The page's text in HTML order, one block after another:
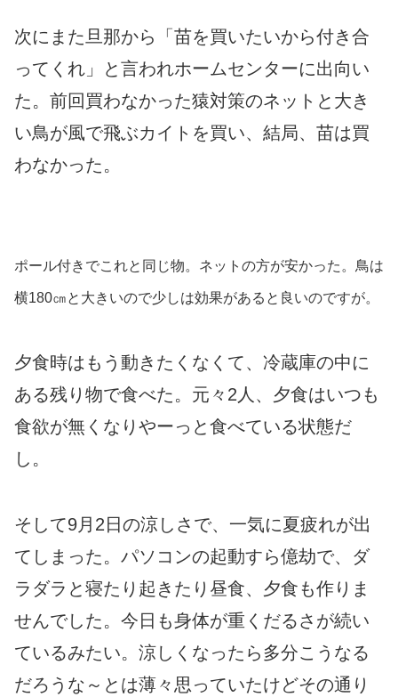
次にまた旦那から「苗を買いたいから付き合
ってくれ」と言われホームセンターに出向い
た。前回買わなかった猿対策のネットと大き
い鳥が風で飛ぶカイトを買い、結局、苗は買
わなかった。
ポール付きでこれと同じ物。ネットの方が安かった。鳥は
横180㎝と大きいので少しは効果があると良いのですが。
夕食時はもう動きたくなくて、冷蔵庫の中に
ある残り物で食べた。元々2人、夕食はいつも
食欲が無くなりやーっと食べている状態だ
し。
そして9月2日の涼しさで、一気に夏疲れが出
てしまった。パソコンの起動すら億劫で、ダ
ラダラと寝たり起きたり昼食、夕食も作りま
せんでした。今日も身体が重くだるさが続い
ているみたい。涼しくなったら多分こうなる
だろうな～とは薄々思っていたけどその通り